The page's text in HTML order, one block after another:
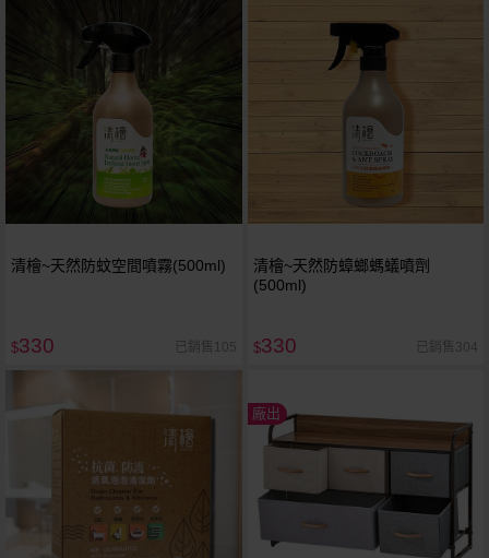
清檜~天然防蚊空間噴霧(500ml)
$330 已銷售105
清檜~天然防蟑螂螞蟻噴劑
(500ml)
$330 已銷售304
廠出